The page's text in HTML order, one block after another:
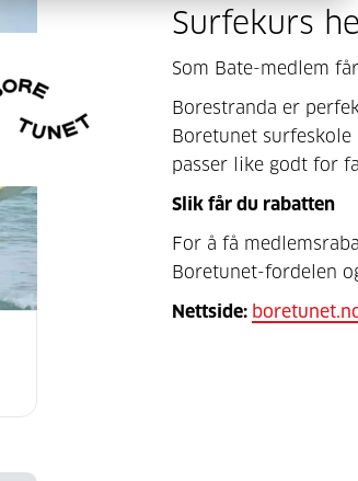
Surfekurs
Som Bate-medlem
Borestranda er
Boretunet
passer like godt for
Slik får du rabatten
For å få
Boretunet-fordelen
Nettside: